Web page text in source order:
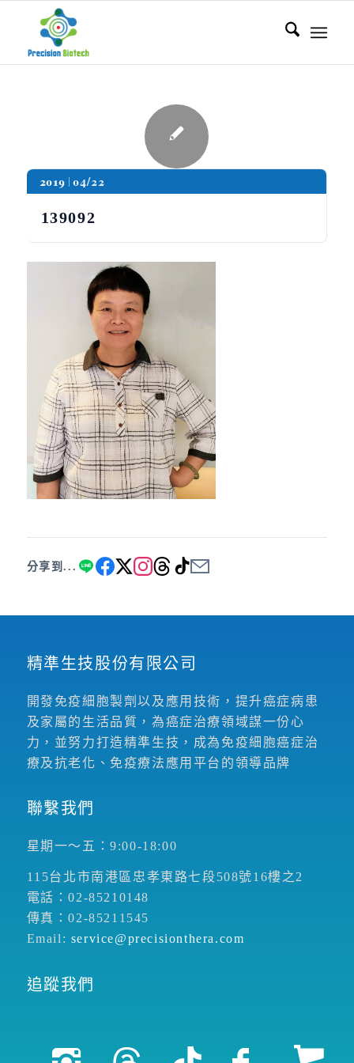
2019 04/22
139092
分享到...
精準生技股份有限公司
開發免疫細胞製劑以及應用技術，提升癌症病患
及家屬的生活品質，為癌症治療領域謀一份心
力，並努力打造精準生技，成為免疫細胞癌症治
療及抗老化、免疫療法應用平台的領導品牌
聯繫我們
星期一～五：9:00-18:00
115台北市南港區忠孝東路七段508號16樓之2
電話：02-85210148
傳真：02-85211545
Email: service@precisionthera.com
追蹤我們